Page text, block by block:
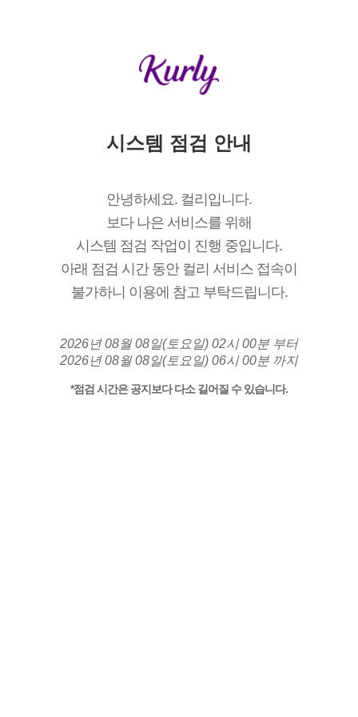
시스템 점검 안내
안녕하세요. 컬리입니다.
보다 나은 서비스를 위해
시스템 점검 작업이 진행 중입니다.
아래 점검 시간 동안 컬리 서비스 접속이
불가하니 이용에 참고 부탁드립니다.
2026년 08월 08일(토요일) 02시 00분 부터
2026년 08월 08일(토요일) 06시 00분 까지
*점검 시간은 공지보다 다소 길어질 수 있습니다.